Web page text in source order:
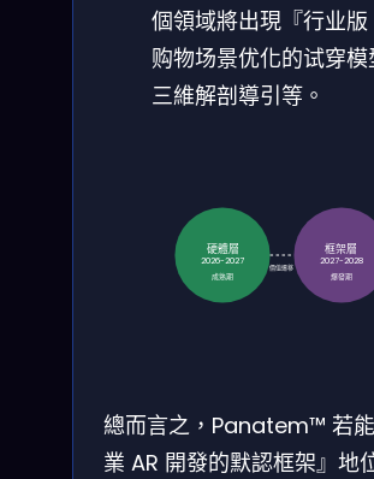
個領域將出現『行业
购物场景优化的试穿
三維解剖導引等。
硬體層
2026-2027
成熟期
框架層
2027-2028
爆發期
價值遷移
總而言之，Panatem™ 若
業 AR 開發的默認框架』地